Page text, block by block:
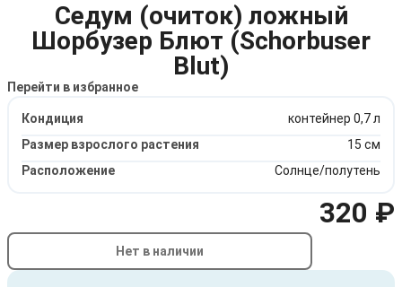
Седум (очиток) ложный
Шорбузер Блют (Schorbuser
Blut)
Перейти в избранное
Кондиция
контейнер 0,7 л
Размер взрослого растения
15 см
Расположение
Солнце/полутень
320 ₽
Нет в наличии